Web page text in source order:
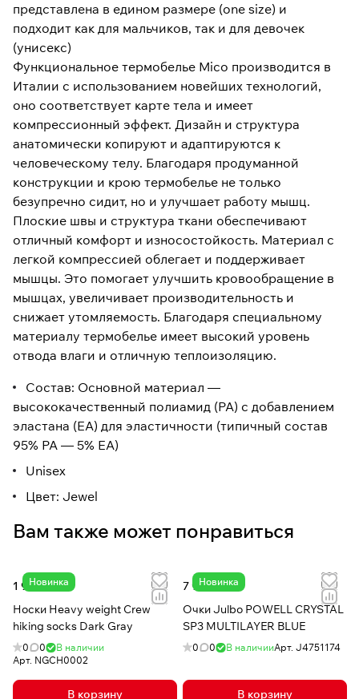
представлена в едином размере (one size) и
подходит как для мальчиков, так и для девочек
(унисекс)
Функциональное термобелье Mico производится в
Италии с использованием новейших технологий,
оно соответствует карте тела и имеет
компрессионный эффект. Дизайн и структура
анатомически копируют и адаптируются к
человеческому телу. Благодаря продуманной
конструкции и крою термобелье не только
безупречно сидит, но и улучшает работу мышц.
Плоские швы и структура ткани обеспечивают
отличный комфорт и износостойкость. Материал с
легкой компрессией облегает и поддерживает
мышцы. Это помогает улучшить кровообращение в
мышцах, увеличивает производительность и
снижает утомляемость. Благодаря специальному
материалу термобелье имеет высокий уровень
отвода влаги и отличную теплоизоляцию.
Состав: Основной материал —
высококачественный полиамид (PA) с добавлением
эластана (EA) для эластичности (типичный состав
95% PA — 5% EA)
Unisex
Цвет: Jewel
Вам также может понравиться
Новинка
1 920 сом
Носки Heavy weight Crew
hiking socks Dark Gray
0 0
В наличии
Арт. NGCH0002
В корзину
Новинка
7 950 сом
Очки Julbo POWELL CRYSTAL
SP3 MULTILAYER BLUE
0 0 В наличииАрт. J4751174
В корзину